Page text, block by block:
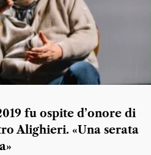
fu ospite d’onore di
Alighieri. «Una serata